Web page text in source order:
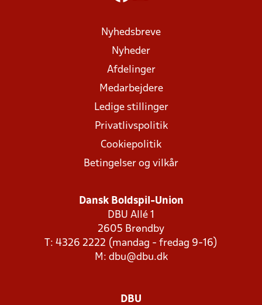
Nyhedsbreve
Nyheder
Afdelinger
Medarbejdere
Ledige stillinger
Privatlivspolitik
Cookiepolitik
Betingelser og vilkår
Dansk Boldspil-Union
DBU Allé 1
2605 Brøndby
T: 4326 2222 (mandag - fredag 9-16)
M: dbu@dbu.dk
DBU